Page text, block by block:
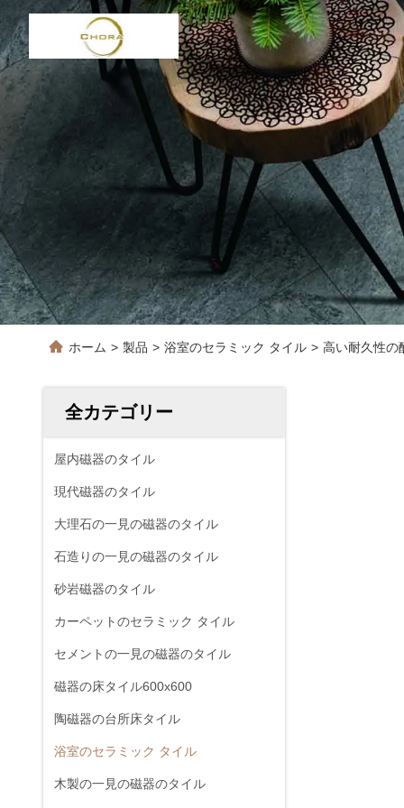
ホーム > 製品 > 浴室のセラミック タイル > 高い耐久性の
全カテゴリー
屋内磁器のタイル
現代磁器のタイル
大理石の一見の磁器のタイル
石造りの一見の磁器のタイル
砂岩磁器のタイル
カーペットのセラミック タイル
セメントの一見の磁器のタイル
磁器の床タイル600x600
陶磁器の台所床タイル
浴室のセラミック タイル
木製の一見の磁器のタイル